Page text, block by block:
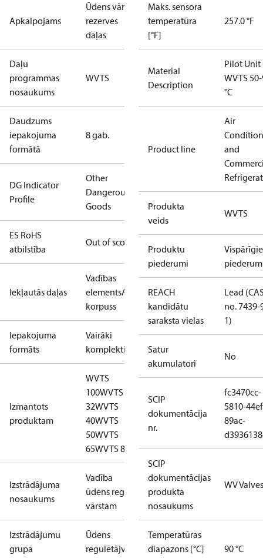
Apkalpojams
Ūdens vārsta
rezerves
daļas
Daļu
programmas
nosaukums
WVTS
Daudzums
iepakojuma
formātā
8 gab.
DG Indicator
Profile
Other
Dangerous
Goods
ES RoHS
atbilstība
Out of scope
Iekļautās daļas
Vadības
elementsAtsperes
korpuss
Iepakojuma
formāts
Vairāki
komplekti
Izmantots
produktam
WVTS
100WVTS
32WVTS
40WVTS
50WVTS
65WVTS 80
Izstrādājuma
nosaukums
Vadība
ūdens reg.
vārstam
Izstrādājumu
grupa
Ūdens
regulētājventiļi
Maks. sensora
temperatūra
[°F]
257.0 °F
Material
Description
Pilot Unit
WVTS
°C
Product line
Air
and
Produkta
veids
WVTS
Produktu
piederumi
Vispārīgie
REACH
kandidātu
saraksta vielas
Lead
no. 7439-
1)
Satur
akumulatori
No
SCIP
dokumentācija
nr.
fc3470cc-
5810-
89ac-
SCIP
dokumentācijas
produkta
nosaukums
WV Valves
Temperatūras
diapazons [°C]
90 °C